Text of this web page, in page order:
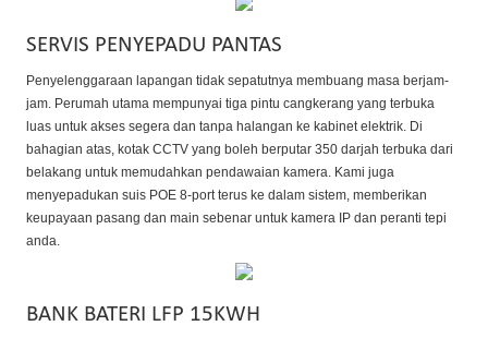
SERVIS PENYEPADU PANTAS
Penyelenggaraan lapangan tidak sepatutnya membuang masa berjam-
jam. Perumah utama mempunyai tiga pintu cangkerang yang terbuka
luas untuk akses segera dan tanpa halangan ke kabinet elektrik. Di
bahagian atas, kotak CCTV yang boleh berputar 350 darjah terbuka dari
belakang untuk memudahkan pendawaian kamera. Kami juga
menyepadukan suis POE 8-port terus ke dalam sistem, memberikan
keupayaan pasang dan main sebenar untuk kamera IP dan peranti tepi
anda.
BANK BATERI LFP 15KWH